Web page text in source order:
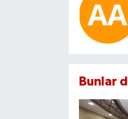
Bunlar